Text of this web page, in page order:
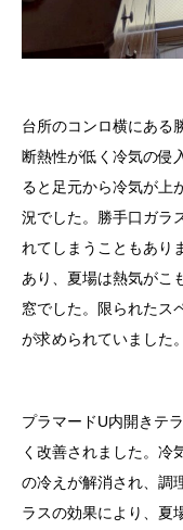
台所のコンロ横にある
断熱性が低く冷気の侵
ると足元から冷気が上
況でした。勝手口ガラ
れてしまうこともあり
あり、夏場は熱気がこ
窓でした。限られたス
が求められていました。
プラマードU内開きテ
く改善されました。冷
の冷えが解消され、調
ラスの効果により、夏